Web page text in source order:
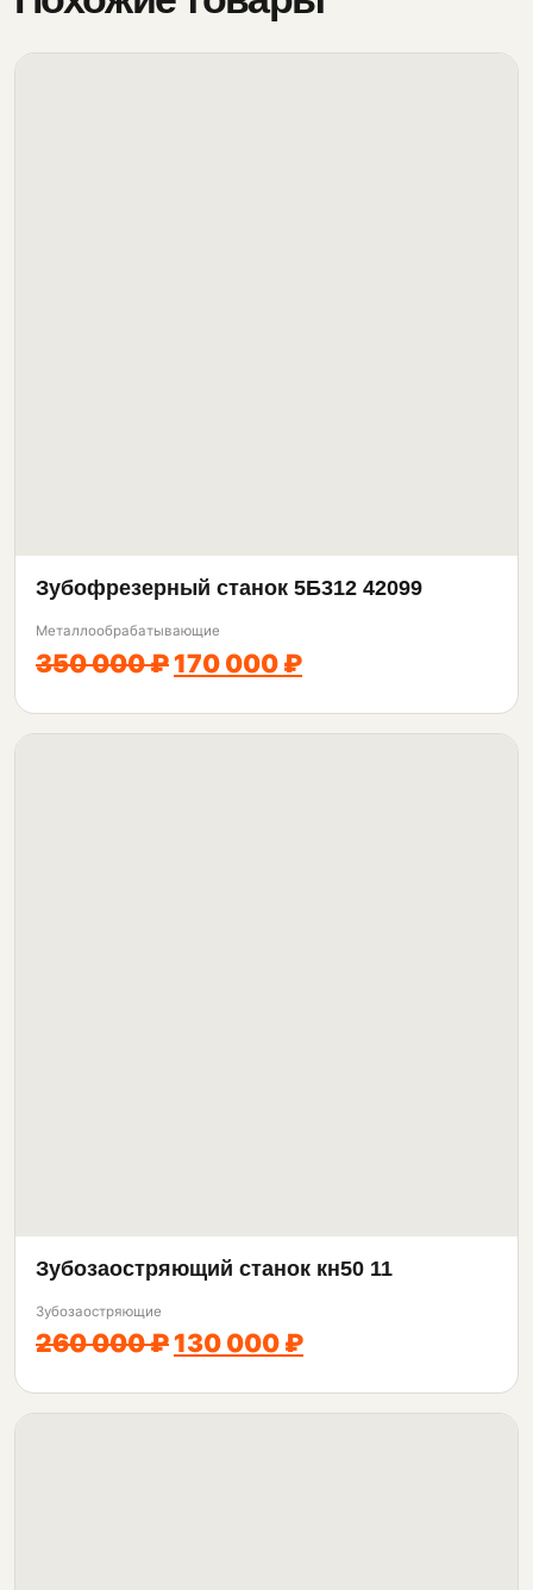
Зубофрезерный станок 5Б312 42099
Металлообрабатывающие
350 000 ₽ 170 000 ₽
Зубозаостряющий станок кн50 11
Зубозаостряющие
260 000 ₽ 130 000 ₽